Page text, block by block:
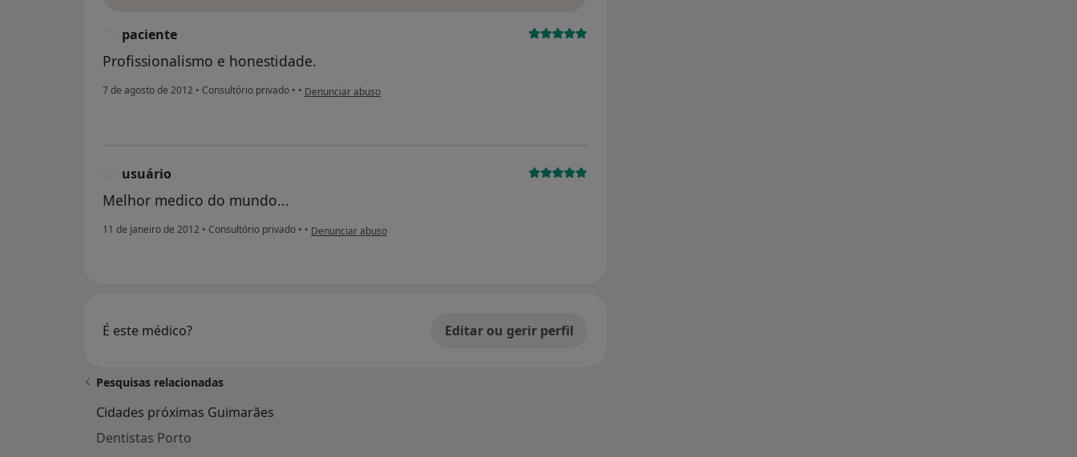
paciente
Profissionalismo e honestidade.
7 de agosto de 2012 • Consultório privado • • na opinião do utilizador paciente
Denunciar abuso
usuário
Melhor medico do mundo...
11 de janeiro de 2012 • Consultório privado • • na opinião do utilizador usuário
Denunciar abuso
É este médico? Editar ou gerir perfil
Pesquisas relacionadas
Cidades próximas Guimarães
Dentistas Porto